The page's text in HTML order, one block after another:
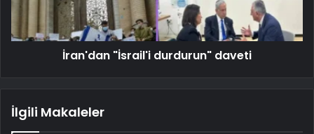
İran'dan "İsrail'i durdurun" daveti
İlgili Makaleler